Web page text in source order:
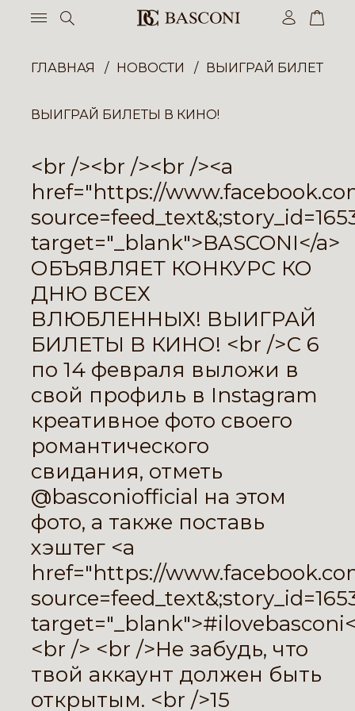
ГЛАВНАЯ НОВОСТИ ВЫИГРАЙ БИЛЕТЫ В
ВЫИГРАЙ БИЛЕТЫ В КИНО!
<br /><br /><br /><a
href="https://
source=feed_text&
target="_blank">BASCONI‬</a>
ОБЪЯВЛЯЕТ КОНКУРС КО
ДНЮ ВСЕХ
ВЛЮБЛЕННЫХ! ВЫИГРАЙ
БИЛЕТЫ В КИНО! <br />С 6
по 14 февраля выложи в
свой профиль в Instagram
креативное фото своего
романтического
свидания, отметь
@basconiofficial на этом
фото, а также поставь
хэштег <a
href="https://
source=feed_text&
<br /> <br />Не забудь, что
твой аккаунт должен быть
открытым. <br />15